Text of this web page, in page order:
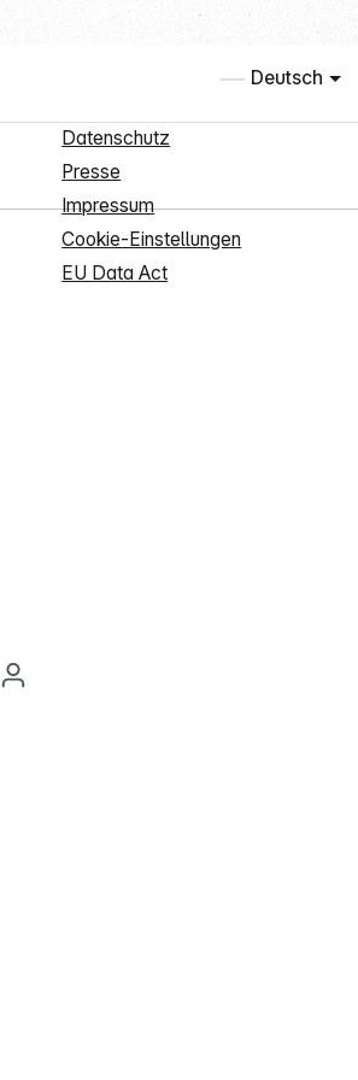
Deutsch
Datenschutz
Presse
Impressum
Cookie-Einstellungen
EU Data Act